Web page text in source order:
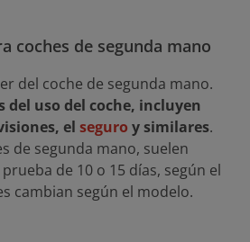
coches de segunda mano
del coche de segunda mano.
del uso del coche, incluyen
el seguro y similares.
de segunda mano, suelen
de 10 o 15 días, según el
cambian según el modelo.